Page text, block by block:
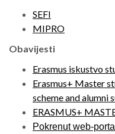
SEFI
MIPRO
Obavijesti
Erasmus iskustvo
Erasmus+ Master
scheme and alumni
ERASMUS+
Pokrenut web-portal